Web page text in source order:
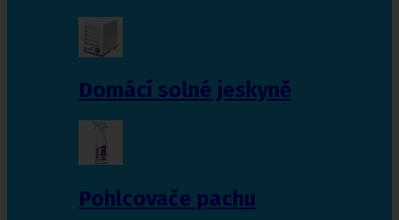
Domácí solné jeskyně
Pohlcovače pachu